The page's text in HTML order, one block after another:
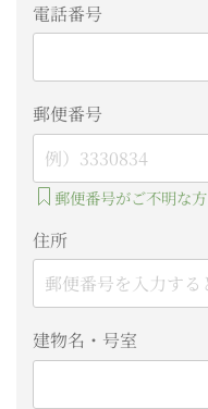
電話番号
郵便番号
郵便番号がご不明な方
住所
建物名・号室